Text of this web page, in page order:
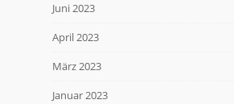
Juni 2023
April 2023
März 2023
Januar 2023